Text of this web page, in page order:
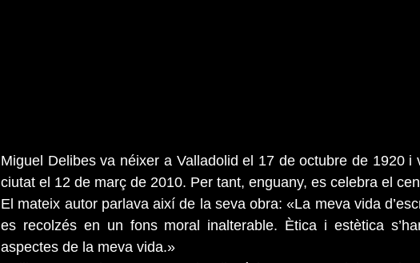
Miguel Delibes va néixer a Valladolid el 17 de octubre de 1920 i
ciutat el 12 de març de 2010. Per tant, enguany, es celebra el
El mateix autor parlava així de la seva obra: «La meva vida
es recolzés en un fons moral inalterable. Ètica i estètica
aspectes de la meva vida.»